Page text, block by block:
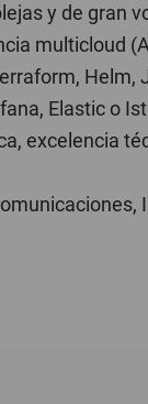
y de gran
multicloud
Helm,
Elastic o
excelencia